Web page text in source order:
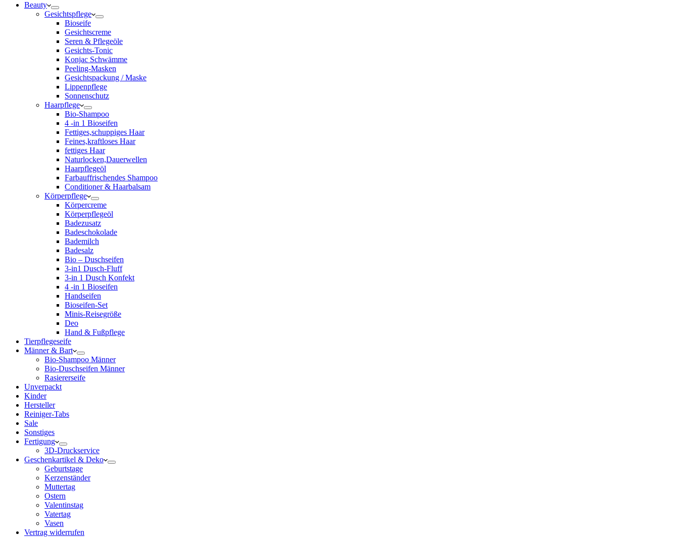
Beauty
Gesichtspflege
Bioseife
Gesichtscreme
Seren & Pflegeöle
Gesichts-Tonic
Konjac Schwämme
Peeling-Masken
Gesichtspackung / Maske
Lippenpflege
Sonnenschutz
Haarpflege
Bio-Shampoo
4 -in 1 Bioseifen
Fettiges,schuppiges Haar
Feines,kraftloses Haar
fettiges Haar
Naturlocken,Dauerwellen
Haarpflegeöl
Farbauffrischendes Shampoo
Conditioner & Haarbalsam
Körperpflege
Körpercreme
Körperpflegeöl
Badezusatz
Badeschokolade
Bademilch
Badesalz
Bio – Duschseifen
3-in1 Dusch-Fluff
3-in 1 Dusch Konfekt
4 -in 1 Bioseifen
Handseifen
Bioseifen-Set
Minis-Reisegröße
Deo
Hand & Fußpflege
Tierpflegeseife
Männer & Bart
Bio-Shampoo Männer
Bio-Duschseifen Männer
Rasiererseife
Unverpackt
Kinder
Hersteller
Reiniger-Tabs
Sale
Sonstiges
Fertigung
3D-Druckservice
Geschenkartikel & Deko
Geburtstage
Kerzenständer
Muttertag
Ostern
Valentinstag
Vatertag
Vasen
Vertrag widerrufen